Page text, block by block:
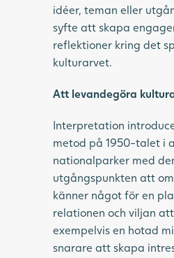
idéer, teman eller
syfte att skapa
reflektioner kring det
kulturarvet.
Att levandegöra
Interpretation
metod på 1950-talet i
nationalparker med
utgångspunkten att
känner något för en
relationen och viljan
exempelvis en hotad
snarare att skapa